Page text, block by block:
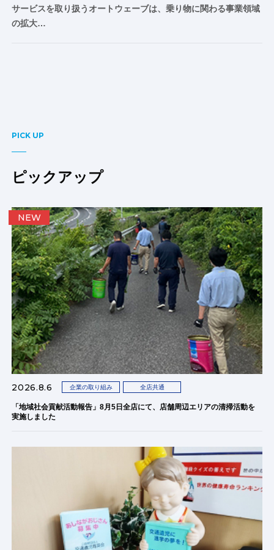
サービスを取り扱うオートウェーブは、乗り物に関わる事業領域
の拡大…
PICK UP
ピックアップ
2026.8.6 企業の取り組み 全店共通
「地域社会貢献活動報告」8月5日全店にて、店舗周辺エリアの清掃活動を
実施しました
NEW